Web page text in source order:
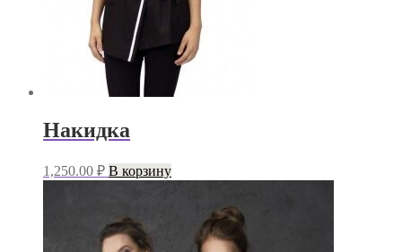
Накидка
1,250.00 ₽ В корзину